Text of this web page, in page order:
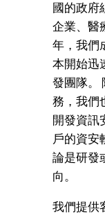
國的政府
企業、醫
年，我們
本開始迅
發團隊。
務，我們
開發資訊
戶的資安
論是研發
向。
我們提供